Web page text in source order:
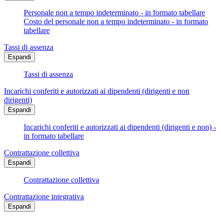
Personale non a tempo indeterminato - in formato tabellare
Costo del personale non a tempo indeterminato - in formato
tabellare
Tassi di assenza
Espandi
Tassi di assenza
Incarichi conferiti e autorizzati ai dipendenti (dirigenti e non
dirigenti)
Espandi
Incarichi conferiti e autorizzati ai dipendenti (dirigenti e non) -
in formato tabellare
Contrattazione collettiva
Espandi
Contrattazione collettiva
Contrattazione integrativa
Espandi